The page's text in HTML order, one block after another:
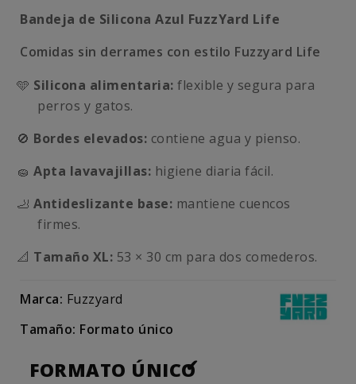
Bandeja de Silicona Azul FuzzYard Life
Comidas sin derrames con estilo Fuzzyard Life
🩵 Silicona alimentaria: flexible y segura para
perros y gatos.
🚫 Bordes elevados: contiene agua y pienso.
🧽 Apta lavavajillas: higiene diaria fácil.
🦶 Antideslizante base: mantiene cuencos
firmes.
📐 Tamaño XL: 53 × 30 cm para dos comederos.
Marca: Fuzzyard
Tamaño: Formato único
FORMATO ÚNICO